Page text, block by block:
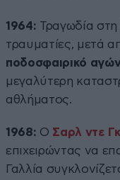
1964: Τραγωδία στη
τραυματίες, μετά
ποδοσφαιρικό
μεγαλύτερη
αθλήματος.
1968: Ο Σαρλ ντε
επιχειρώντας να
Γαλλία